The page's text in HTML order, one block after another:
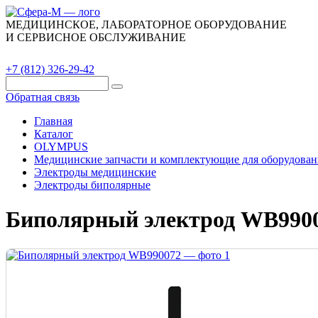
МЕДИЦИНСКОЕ, ЛАБОРАТОРНОЕ ОБОРУДОВАНИЕ
И СЕРВИСНОЕ ОБСЛУЖИВАНИЕ
+7 (812) 326-29-42
Обратная связь
Главная
Каталог
OLYMPUS
Медицинские запчасти и комплектующие для
Электроды медицинские
Электроды биполярные
Биполярный электрод